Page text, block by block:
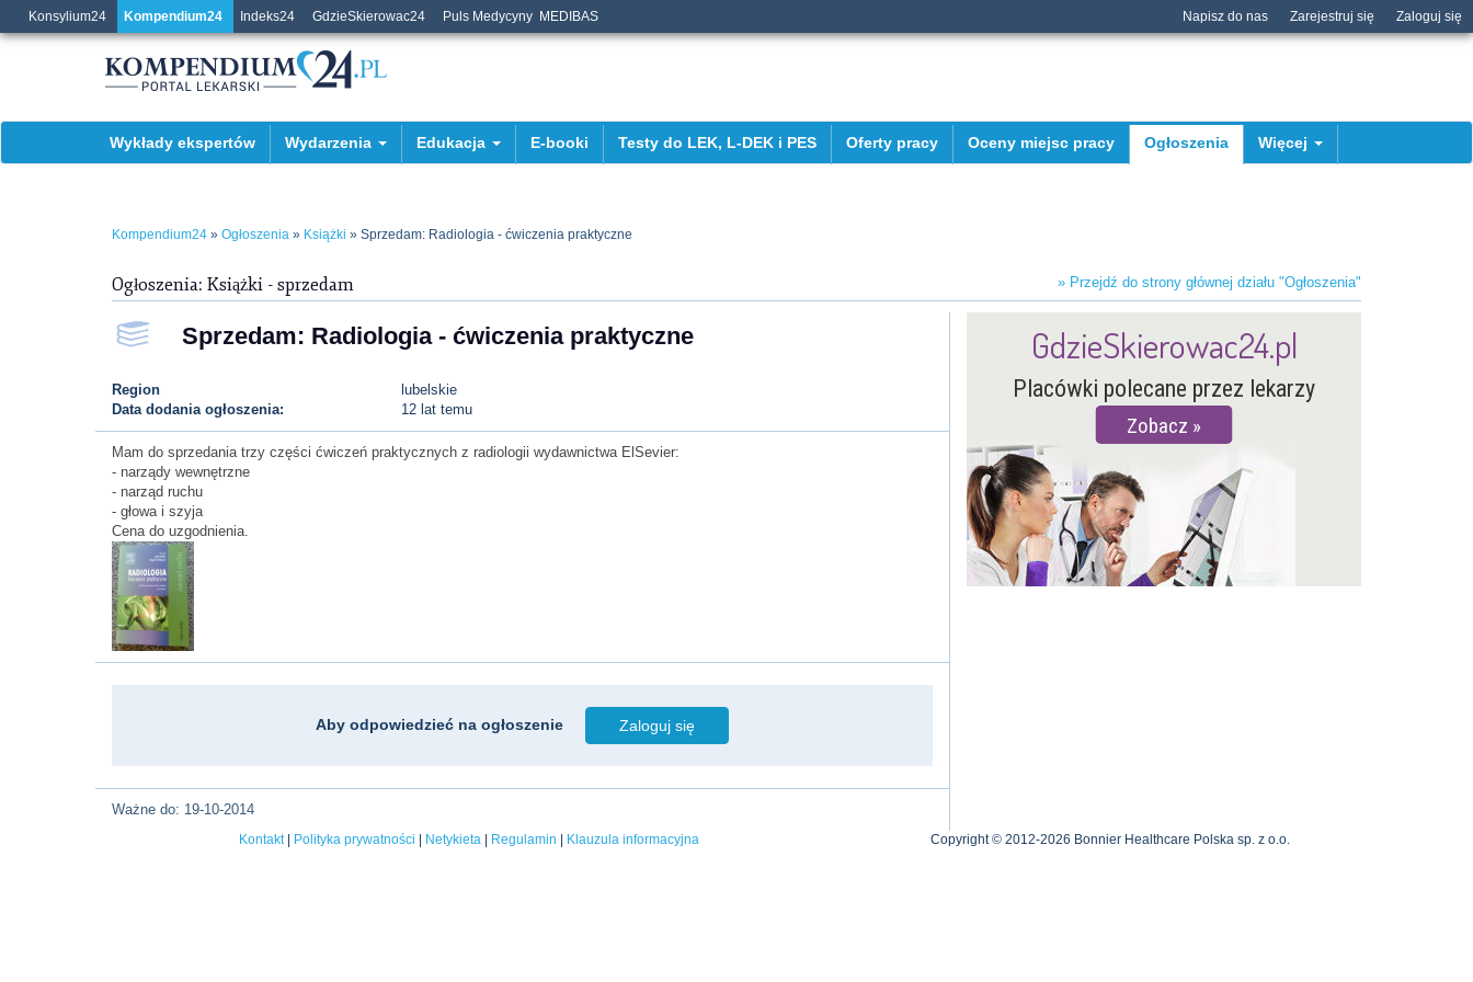
Konsylium24 Kompendium24 Indeks24 GdzieSkierowac24 Puls Medycyny MEDIBAS Napisz do nas Zarejestruj się Zaloguj się
Wykłady ekspertów Wydarzenia Edukacja E-booki Testy do LEK, L-DEK i PES Oferty pracy Oceny miejsc pracy Ogłoszenia Więcej
Kompendium24 » Ogłoszenia » Książki » Sprzedam: Radiologia - ćwiczenia praktyczne
Ogłoszenia: Książki - sprzedam » Przejdź do strony głównej działu "Ogłoszenia"
Sprzedam: Radiologia - ćwiczenia praktyczne
Region
lubelskie
Data dodania ogłoszenia:
12 lat temu
Mam do sprzedania trzy części ćwiczeń praktycznych z radiologii wydawnictwa ElSevier:
- narządy wewnętrzne
- narząd ruchu
- głowa i szyja
Cena do uzgodnienia.
Aby odpowiedzieć na ogłoszenie Zaloguj się
Ważne do: 19-10-2014
Placówki polecane przez lekarzy
Zobacz
GdzieSkierowac24.pl
Kontakt| Polityka prywatności Netykieta Regulamin Klauzula informacyjna Copyright © 2012-2026 Bonnier Healthcare Polska sp. z o.o.